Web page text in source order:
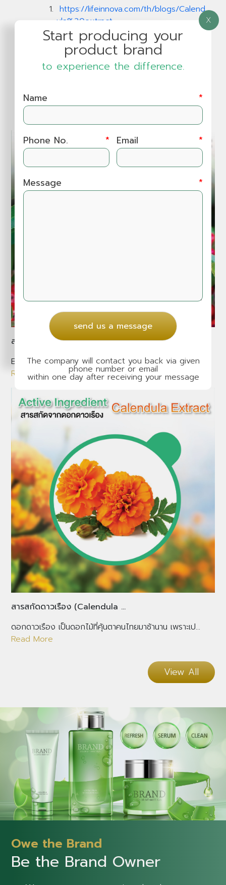
https://lifeinnova.com/th/blogs/Calend
ula%20extract
สารสกัดจากแบร์เบอร์รี่ (Bea...
Bearberry หรือต้น แบร์เบอร์รี่ อุดมไปด้วยสาร tannin ...
Read More
สารสกัดดาวเรือง (Calendula ...
ดอกดาวเรือง เป็นดอกไม้ที่คุ้นตาคนไทยมาช้านาน เพราะเป...
Read More
View All
Owe the Brand
Be the Brand Owner
Start producing your
product brand
to experience the difference.
Name *
Phone No. * Email *
Message *
send us a message
The company will contact you back via given
phone number or email
within one day after receiving your message
X